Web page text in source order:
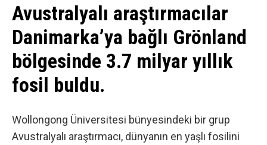
Avustralyalı araştırmacılar
Danimarka’ya bağlı Grönland
bölgesinde 3.7 milyar yıllık
fosil buldu.
Wollongong Üniversitesi bünyesindeki bir grup
Avustralyalı araştırmacı, dünyanın en yaşlı fosilini